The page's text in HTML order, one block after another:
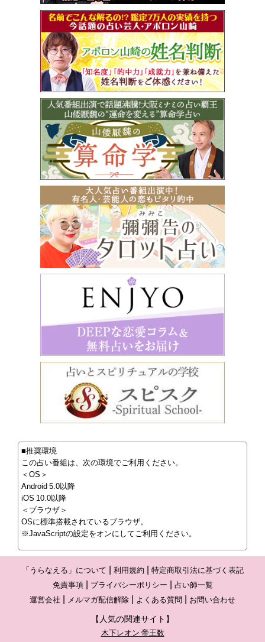
■推奨環境
この占い番組は、次の環境でご利用ください。
＜OS＞
Android 5.0以降
iOS 10.0以降
＜ブラウザ＞
OSに標準搭載されているブラウザ。
※JavaScriptの設定をオンにしてご利用ください。
「うらなえる」について 利用規約
特定商取引法に基づく表記
免責事項
プライバシーポリシー
占い師一覧
運営会社
メルマガ配信解除 よくある質問 お問い合わせ
【人気の関連サイト】
木下レオン 帝王数